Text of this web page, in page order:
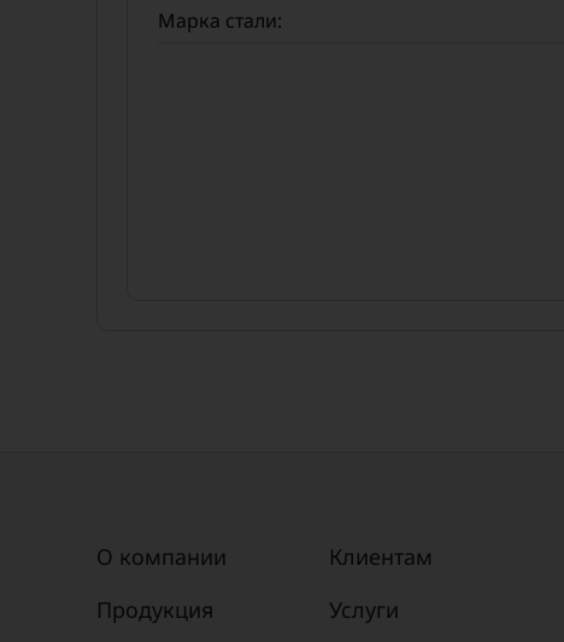
Марка стали:
О компании Клиентам
Продукция
Услуги